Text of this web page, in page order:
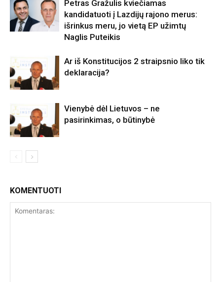
Petras Gražulis kviečiamas
kandidatuoti į Lazdijų rajono merus:
išrinkus meru, jo vietą EP užimtų
Naglis Puteikis
Ar iš Konstitucijos 2 straipsnio liko tik
deklaracija?
Vienybė dėl Lietuvos – ne
pasirinkimas, o būtinybė
KOMENTUOTI